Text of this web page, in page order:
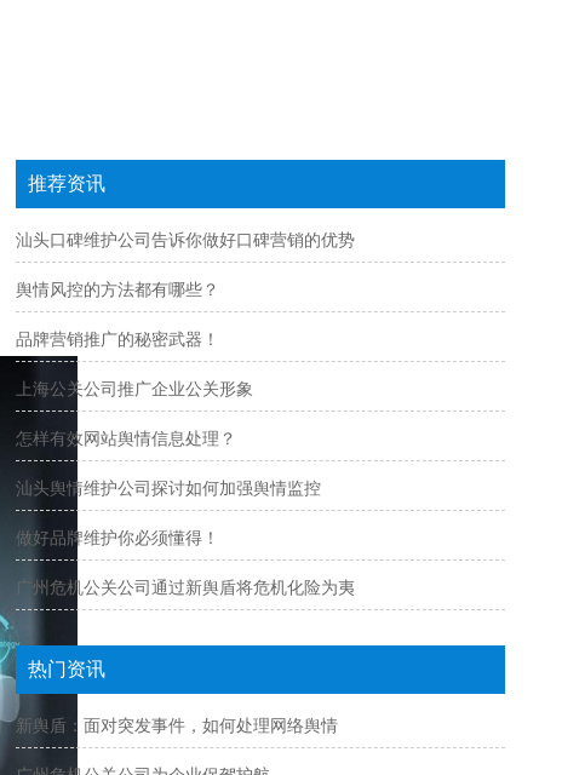
推荐资讯
汕头口碑维护公司告诉你做好口碑营销的优势
舆情风控的方法都有哪些？
品牌营销推广的秘密武器！
上海公关公司推广企业公关形象
怎样有效网站舆情信息处理？
汕头舆情维护公司探讨如何加强舆情监控
做好品牌维护你必须懂得！
广州危机公关公司通过新舆盾将危机化险为夷
热门资讯
新舆盾：面对突发事件，如何处理网络舆情